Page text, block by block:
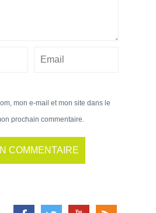
mon e-mail et mon site dans le
prochain commentaire.